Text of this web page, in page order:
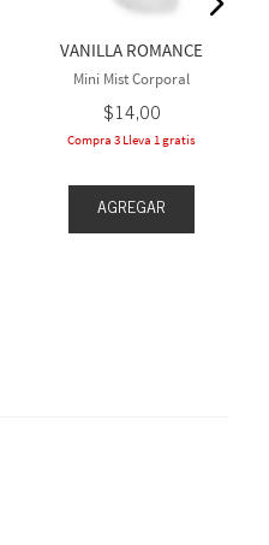
VANILLA ROMANCE
Mini Mist Corporal
$14,00
Compra 3 Lleva 1 gratis
AGREGAR